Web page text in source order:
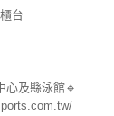
台
心及縣泳館🔹